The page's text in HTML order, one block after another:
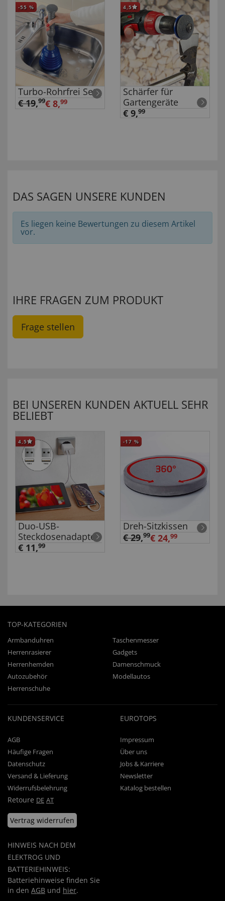
-55 %
Turbo-Rohrfrei Set
€ 19,99€ 8,99
4,5
Schärfer für
Gartengeräte
€ 9,99
DAS SAGEN UNSERE KUNDEN
Es liegen keine Bewertungen zu diesem Artikel
vor.
IHRE FRAGEN ZUM PRODUKT
Frage stellen
BEI UNSEREN KUNDEN AKTUELL SEHR
BELIEBT
4,5
Duo-USB-
Steckdosenadapter
€ 11,99
-17 %
Dreh-Sitzkissen
€ 29,99€ 24,99
TOP-KATEGORIEN
Armbanduhren
Taschenmesser
Herrenrasierer
Gadgets
Herrenhemden
Damenschmuck
Autozubehör
Modellautos
Herrenschuhe
KUNDENSERVICE
AGB
Häufige Fragen
Datenschutz
Versand & Lieferung
Widerrufsbelehrung
Retoure DE AT
Vertrag widerrufen
HINWEIS NACH DEM
ELEKTROG UND
BATTERIEHINWEIS:
Batteriehinweise finden Sie
in den AGB und hier.
EUROTOPS
Impressum
Über uns
Jobs & Karriere
Newsletter
Katalog bestellen